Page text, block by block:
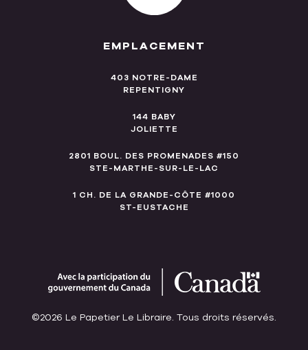
EMPLACEMENT
403 NOTRE-DAME
REPENTIGNY
144 BABY
JOLIETTE
2801 BOUL. DES PROMENADES #150
STE-MARTHE-SUR-LE-LAC
1 CH. DE LA GRANDE-CÔTE #1000
ST-EUSTACHE
©2026 Le Papetier Le Libraire. Tous droits réservés.